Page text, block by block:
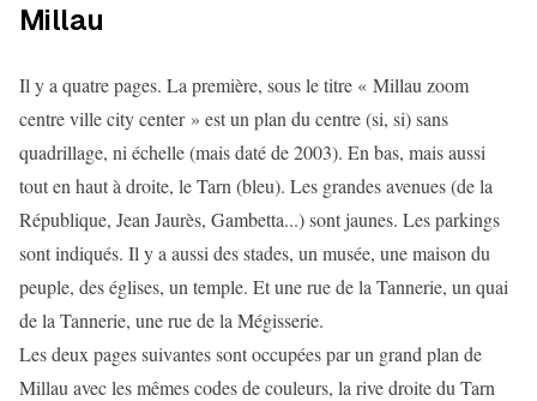
Millau
Il y a quatre pages. La première, sous le titre « Millau zoom
centre ville city center » est un plan du centre (si, si) sans
quadrillage, ni échelle (mais daté de 2003). En bas, mais aussi
tout en haut à droite, le Tarn (bleu). Les grandes avenues (de la
République, Jean Jaurès, Gambetta...) sont jaunes. Les parkings
sont indiqués. Il y a aussi des stades, un musée, une maison du
peuple, des églises, un temple. Et une rue de la Tannerie, un quai
de la Tannerie, une rue de la Mégisserie.
Les deux pages suivantes sont occupées par un grand plan de
Millau avec les mêmes codes de couleurs, la rive droite du Tarn